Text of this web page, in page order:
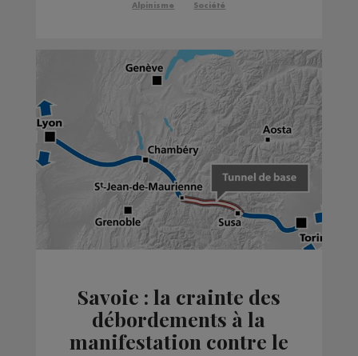
Alpinisme Société
Savoie : la crainte des
débordements à la
manifestation contre le